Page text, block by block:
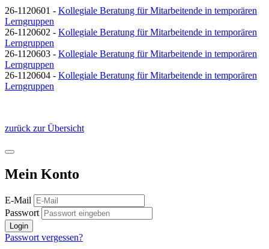
26-1120601 - Kollegiale Beratung für Mitarbeitende in temporären
Lerngruppen
26-1120602 - Kollegiale Beratung für Mitarbeitende in temporären
Lerngruppen
26-1120603 - Kollegiale Beratung für Mitarbeitende in temporären
Lerngruppen
26-1120604 - Kollegiale Beratung für Mitarbeitende in temporären
Lerngruppen
zurück zur Übersicht
Mein Konto
E-Mail
Passwort
Login
Passwort vergessen?